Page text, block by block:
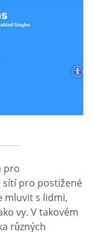
pro
sítí pro postižené
mluvit s lidmi,
vy. V takovém
různých